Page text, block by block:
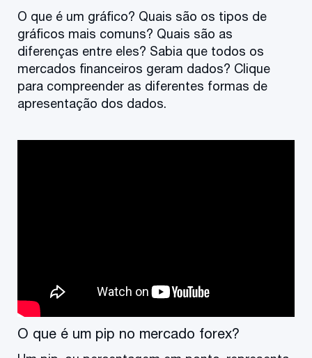
O que é um gráfico? Quais são os tipos de
gráficos mais comuns? Quais são as
diferenças entre eles? Sabia que todos os
mercados financeiros geram dados? Clique
para compreender as diferentes formas de
apresentação dos dados.
O que é um pip no mercado forex?